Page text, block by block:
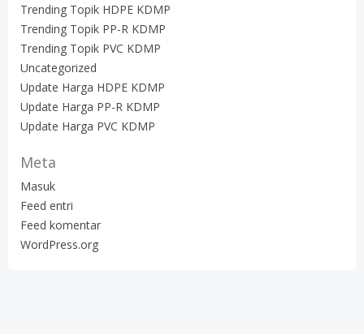
Trending Topik HDPE KDMP
Trending Topik PP-R KDMP
Trending Topik PVC KDMP
Uncategorized
Update Harga HDPE KDMP
Update Harga PP-R KDMP
Update Harga PVC KDMP
Meta
Masuk
Feed entri
Feed komentar
WordPress.org